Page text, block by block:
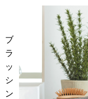
ブ
ラ
ッ
シ
ン